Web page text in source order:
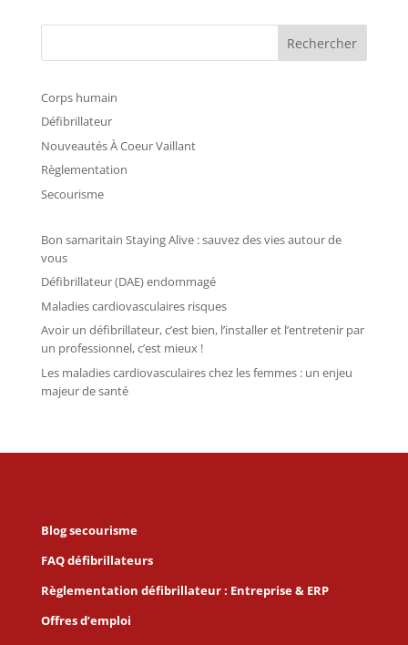
Rechercher
Corps humain
Défibrillateur
Nouveautés À Coeur Vaillant
Règlementation
Secourisme
Bon samaritain Staying Alive : sauvez des vies autour de
vous
Défibrillateur (DAE) endommagé
Maladies cardiovasculaires risques
Avoir un défibrillateur, c’est bien, l’installer et l’entretenir par
un professionnel, c’est mieux !
Les maladies cardiovasculaires chez les femmes : un enjeu
majeur de santé
Blog secourisme
FAQ défibrillateurs
Règlementation défibrillateur : Entreprise & ERP
Offres d’emploi